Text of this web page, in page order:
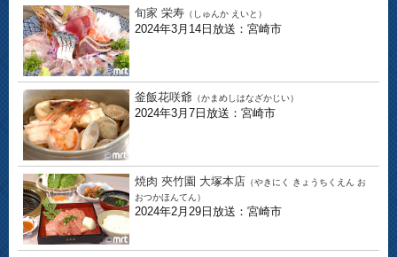
旬家 栄寿 （しゅんか えいと）
2024年3月14日放送：宮崎市
釜飯花咲爺 （かまめしはなざかじい）
2024年3月7日放送：宮崎市
焼肉 夾竹園 大塚本店 （やきにく きょうちくえん お
おつかほんてん）
2024年2月29日放送：宮崎市